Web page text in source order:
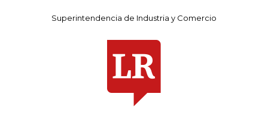
Superintendencia de Industria y Comercio